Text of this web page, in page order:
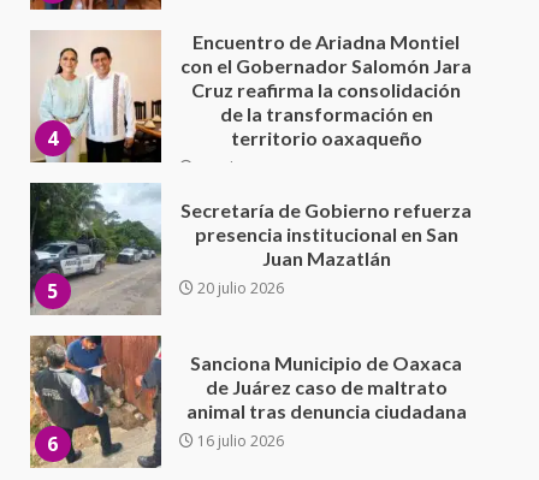
5
Secretaría de Gobierno refuerza
presencia institucional en San
Juan Mazatlán
20 julio 2026
6
Sanciona Municipio de Oaxaca
de Juárez caso de maltrato
animal tras denuncia ciudadana
16 julio 2026
7
California; FGR lo investiga por
presuntos delitos de
delincuencia organizada y
contrabando